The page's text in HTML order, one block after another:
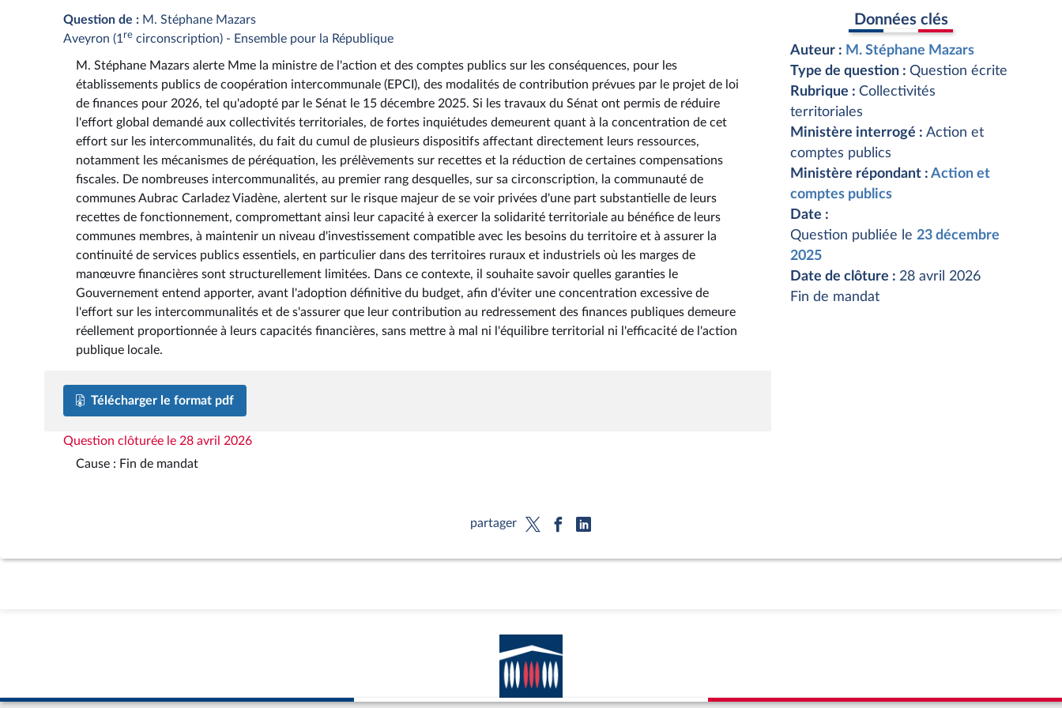
Question de : M. Stéphane Mazars
Aveyron (1 re circonscription) - Ensemble pour la République
M. Stéphane Mazars alerte Mme la ministre de l'action et des comptes publics sur les conséquences, pour les
établissements publics de coopération intercommunale (EPCI), des modalités de contribution prévues par le projet de loi
de finances pour 2026, tel qu'adopté par le Sénat le 15 décembre 2025. Si les travaux du Sénat ont permis de réduire
l'effort global demandé aux collectivités territoriales, de fortes inquiétudes demeurent quant à la concentration de cet
effort sur les intercommunalités, du fait du cumul de plusieurs dispositifs affectant directement leurs ressources,
notamment les mécanismes de péréquation, les prélèvements sur recettes et la réduction de certaines compensations
fiscales. De nombreuses intercommunalités, au premier rang desquelles, sur sa circonscription, la communauté de
communes Aubrac Carladez Viadène, alertent sur le risque majeur de se voir privées d'une part substantielle de leurs
recettes de fonctionnement, compromettant ainsi leur capacité à exercer la solidarité territoriale au bénéfice de leurs
communes membres, à maintenir un niveau d'investissement compatible avec les besoins du territoire et à assurer la
continuité de services publics essentiels, en particulier dans des territoires ruraux et industriels où les marges de
manœuvre financières sont structurellement limitées. Dans ce contexte, il souhaite savoir quelles garanties le
Gouvernement entend apporter, avant l'adoption définitive du budget, afin d'éviter une concentration excessive de
l'effort sur les intercommunalités et de s'assurer que leur contribution au redressement des finances publiques demeure
réellement proportionnée à leurs capacités financières, sans mettre à mal ni l'équilibre territorial ni l'efficacité de l'action
publique locale.
Télécharger le format pdf
Question clôturée le 28 avril 2026
Cause : Fin de mandat
Données clés
Auteur : M. Stéphane Mazars
Type de question : Question écrite
Rubrique : Collectivités
territoriales
Ministère interrogé : Action et
comptes publics
Ministère répondant : Action et
comptes publics
Date :
Question publiée le 23 décembre
2025
Date de clôture : 28 avril 2026
Fin de mandat
partager